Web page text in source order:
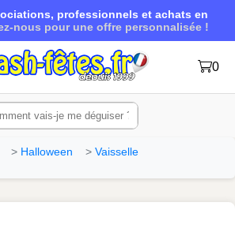
professionnels et achats en
nous pour une offre personnalisée !
0
Halloween
Vaisselle